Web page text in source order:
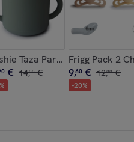
Silicona Solid
Taza Para Snack Silicona
€ 14,00 €
%
Frigg Pack 2
9,60 € 12,00 €
-20%